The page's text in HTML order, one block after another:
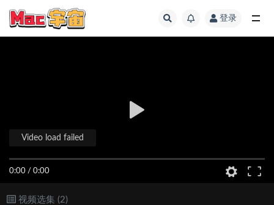
登录
0:00 / 0:00
Video load failed
视频选集 (2)